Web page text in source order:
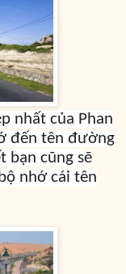
nhất của Phan
đến tên đường
bạn cũng sẽ
nhớ cái tên